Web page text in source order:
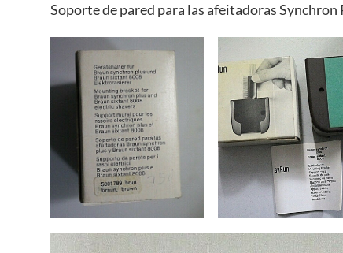
Soporte de pared para las afeitadoras